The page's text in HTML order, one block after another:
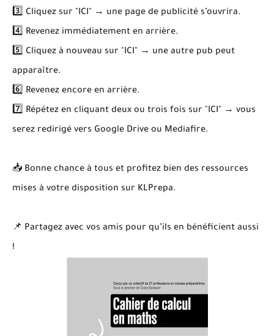
3️⃣ Cliquez sur "ICI" → une page de publicité s’ouvrira.
4️⃣ Revenez immédiatement en arrière.
5️⃣ Cliquez à nouveau sur "ICI" → une autre pub peut
apparaître.
6️⃣ Revenez encore en arrière.
7️⃣ Répétez en cliquant deux ou trois fois sur "ICI" → vous
serez redirigé vers Google Drive ou Mediafire.
📥 Bonne chance à tous et profitez bien des ressources
mises à votre disposition sur KLPrepa.
📌 Partagez avec vos amis pour qu’ils en bénéficient aussi
!